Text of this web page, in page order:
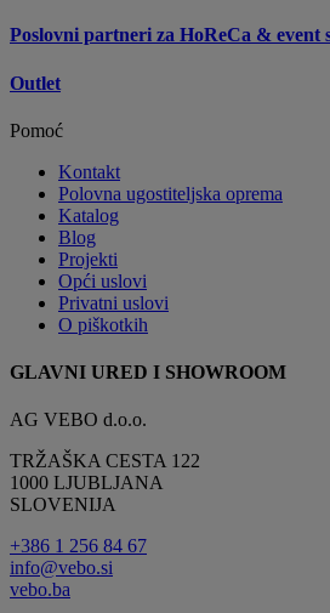
Poslovni partneri za HoReCa & event
Outlet
Pomoć
Kontakt
Polovna ugostiteljska oprema
Katalog
Blog
Projekti
Opći uslovi
Privatni uslovi
O piškotkih
GLAVNI URED I SHOWROOM
AG VEBO d.o.o.
TRŽAŠKA CESTA 122
1000 LJUBLJANA
SLOVENIJA
+386 1 256 84 67
info@vebo.si
vebo.ba